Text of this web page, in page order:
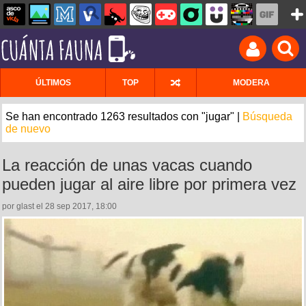
ÚLTIMOS TOP MODERA
Se han encontrado 1263 resultados con "jugar" |
Búsqueda
de nuevo
La reacción de unas vacas cuando
pueden jugar al aire libre por primera vez
por glast el 28 sep 2017, 18:00